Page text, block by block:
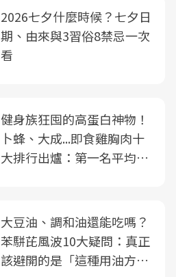
2026七夕什麼時候？七夕日
期、由來與3習俗8禁忌一次
看
健身族狂囤的高蛋白神物！
卜蜂、大成...即食雞胸肉十
大排行出爐：第一名平均一
大豆油、調和油還能吃嗎？
苯駢芘風波10大疑問：真正
該避開的是「這種用油方